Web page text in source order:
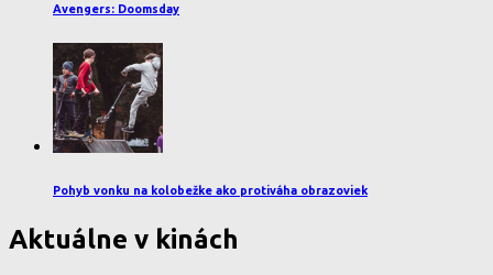
Avengers: Doomsday
Pohyb vonku na kolobežke ako protiváha obrazoviek
Aktuálne v kinách